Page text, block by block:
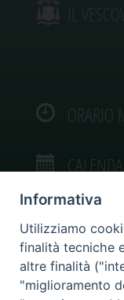
IL
ORARIO
Informativa
Utilizziamo
finalità tecniche
altre finalità
"miglioramento